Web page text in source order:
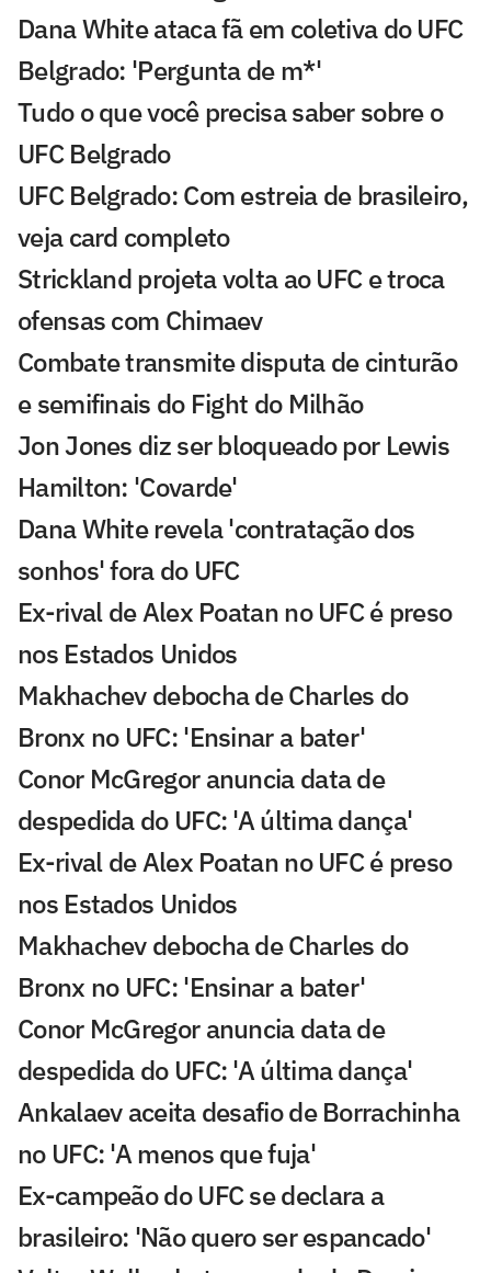
Dana White ataca fã em coletiva do UFC
Belgrado: 'Pergunta de m*'
Tudo o que você precisa saber sobre o
UFC Belgrado
UFC Belgrado: Com estreia de brasileiro,
veja card completo
Strickland projeta volta ao UFC e troca
ofensas com Chimaev
Combate transmite disputa de cinturão
e semifinais do Fight do Milhão
Jon Jones diz ser bloqueado por Lewis
Hamilton: 'Covarde'
Dana White revela 'contratação dos
sonhos' fora do UFC
Ex-rival de Alex Poatan no UFC é preso
nos Estados Unidos
Makhachev debocha de Charles do
Bronx no UFC: 'Ensinar a bater'
Conor McGregor anuncia data de
despedida do UFC: 'A última dança'
Ex-rival de Alex Poatan no UFC é preso
nos Estados Unidos
Makhachev debocha de Charles do
Bronx no UFC: 'Ensinar a bater'
Conor McGregor anuncia data de
despedida do UFC: 'A última dança'
Ankalaev aceita desafio de Borrachinha
no UFC: 'A menos que fuja'
Ex-campeão do UFC se declara a
brasileiro: 'Não quero ser espancado'